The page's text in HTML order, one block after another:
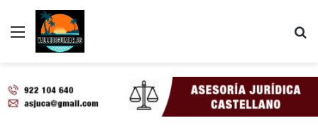
Menú